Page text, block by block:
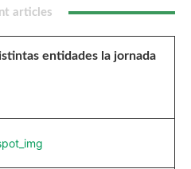
articles
entidades la jornada